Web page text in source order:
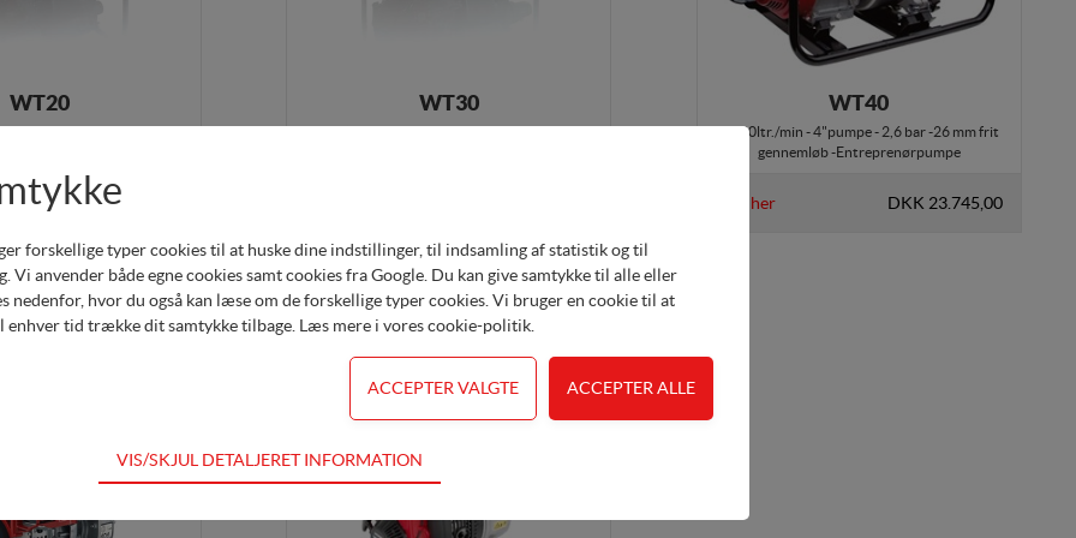
WT20
-3 bar -20 mm frit
DKK 11.620,00
WT30
1.210ltr./min - 3"pumpe - 2,7 bar -26 mm frit
WT40
1.640ltr./min - 4"pumpe - 2,6 bar -26 mm frit
gennemløb -Entreprenørpumpe
Køb her DKK 23.745,00
forskellige typer cookies til at huske dine indstillinger, til indsamling af statistik og til
Vi anvender både egne cookies samt cookies fra Google. Du kan give samtykke til alle eller
nedenfor, hvor du også kan læse om de forskellige typer cookies. Vi bruger en cookie til at
enhver tid trække dit samtykke tilbage. Læs mere i vores cookie-politik
for hjemmesidens grundlæggende funktioner som fx navigation, adgangskontrol samt
VIS/SKJUL DETALJERET INFORMATION